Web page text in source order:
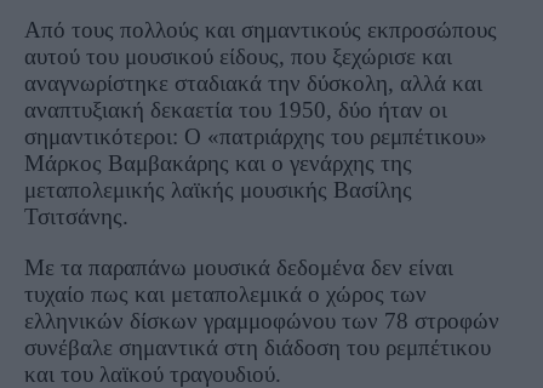
Από τους πολλούς και σημαντικούς εκπροσώπους
αυτού του μουσικού είδους, που ξεχώρισε και
αναγνωρίστηκε σταδιακά την δύσκολη, αλλά και
αναπτυξιακή δεκαετία του 1950, δύο ήταν οι
σημαντικότεροι: Ο «πατριάρχης του ρεμπέτικου»
Μάρκος Βαμβακάρης και ο γενάρχης της
μεταπολεμικής λαϊκής μουσικής Βασίλης
Τσιτσάνης.
Με τα παραπάνω μουσικά δεδομένα δεν είναι
τυχαίο πως και μεταπολεμικά ο χώρος των
ελληνικών δίσκων γραμμοφώνου των 78 στροφών
συνέβαλε σημαντικά στη διάδοση του ρεμπέτικου
και του λαϊκού τραγουδιού.